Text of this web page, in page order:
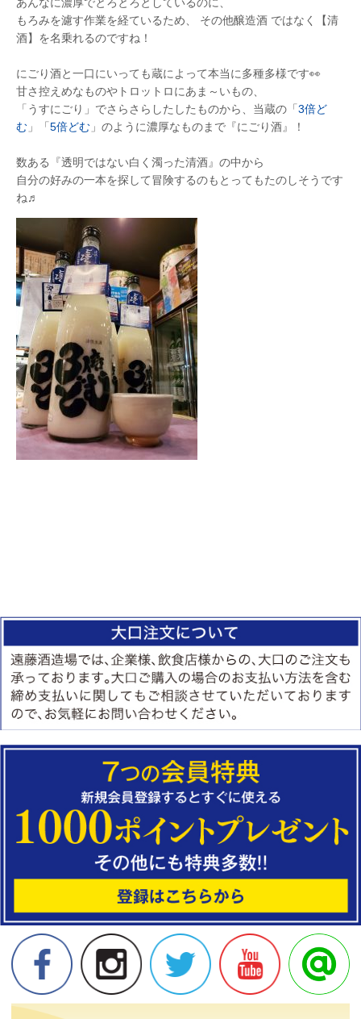
あんなに濃厚でとろとろとしているのに、
もろみを濾す作業を経ているため、 その他醸造酒 ではなく【清
酒】を名乗れるのですね！
にごり酒と一口にいっても蔵によって本当に多種多様です👀
甘さ控えめなものやトロットロにあま～いもの、
「うすにごり」でさらさらしたしたものから、当蔵の「 3倍ど
む 」「 5倍どむ 」のように濃厚なものまで『にごり酒』！
数ある『透明ではない白く濁った清酒』の中から
自分の好みの一本を探して冒険するのもとってもたのしそうです
ね♬